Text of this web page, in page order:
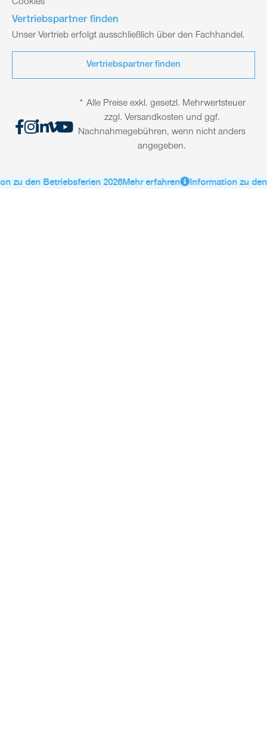
Cookies
Vertriebspartner finden
Unser Vertrieb erfolgt ausschließlich über den Fachhandel.
Vertriebspartner finden
* Alle Preise exkl. gesetzl. Mehrwertsteuer
zzgl. Versandkosten und ggf.
Nachnahmegebühren, wenn nicht anders
angegeben.
zu den Betriebsferien 2026Mehr erfahren Information zu den